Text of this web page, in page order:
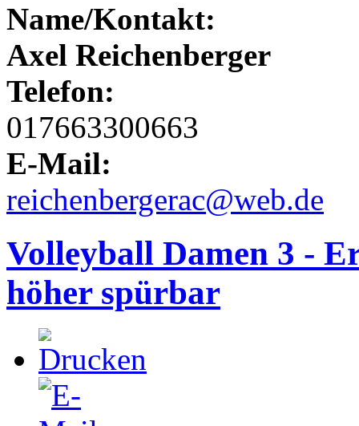
Name/Kontakt:
Axel Reichenberger
Telefon:
017663300663
E-Mail:
reichenbergerac@web.de
Volleyball Damen 3 -
höher spürbar